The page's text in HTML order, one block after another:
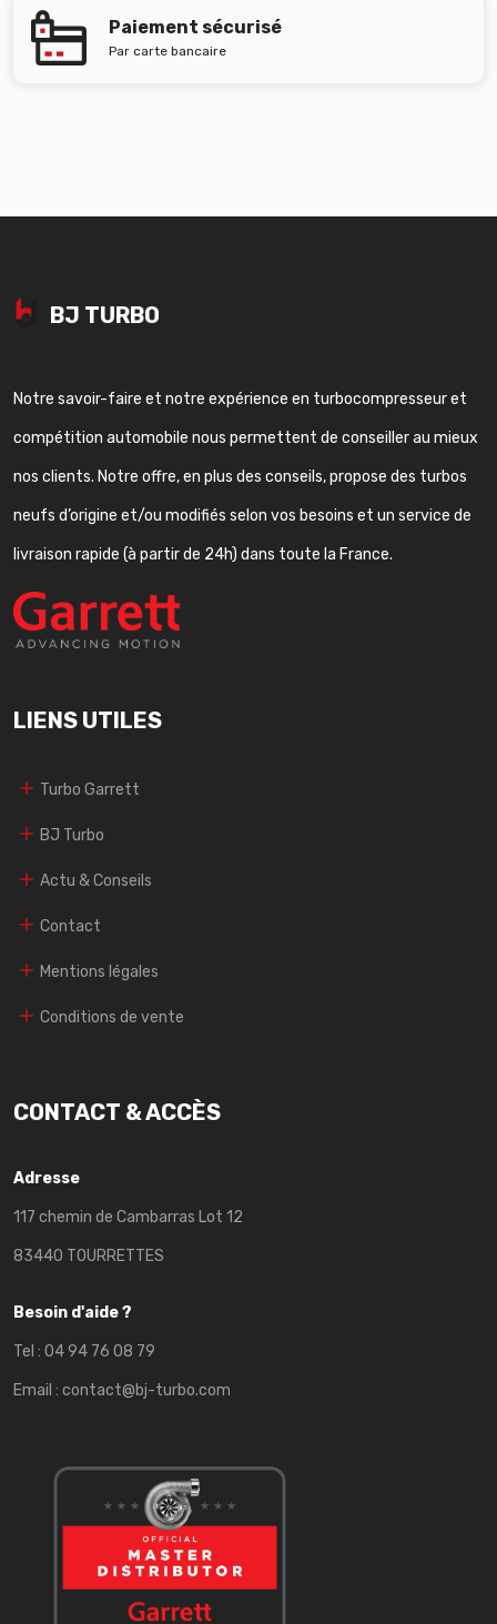
Paiement sécurisé
Par carte bancaire
BJ TURBO
Notre savoir-faire et notre expérience en turbocompresseur et
compétition automobile nous permettent de conseiller au mieux
nos clients. Notre offre, en plus des conseils, propose des turbos
neufs d’origine et/ou modifiés selon vos besoins et un service de
livraison rapide (à partir de 24h) dans toute la France.
LIENS UTILES
Turbo Garrett
BJ Turbo
Actu & Conseils
Contact
Mentions légales
Conditions de vente
CONTACT & ACCÈS
Adresse
117 chemin de Cambarras Lot 12
83440 TOURRETTES
Besoin d'aide ?
Tel : 04 94 76 08 79
Email : contact@bj-turbo.com